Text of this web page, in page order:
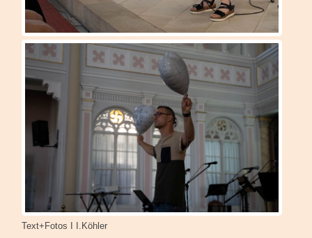
Text+Fotos I I.Köhler